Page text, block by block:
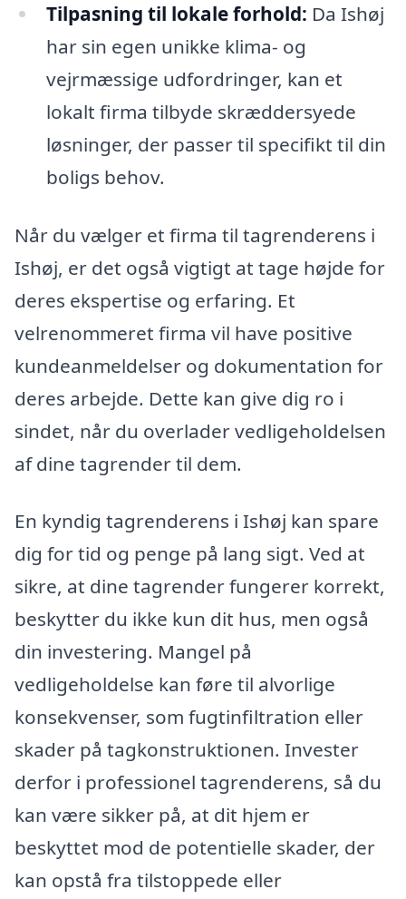
Tilpasning til lokale forhold: Da Ishøj
har sin egen unikke klima- og
vejrmæssige udfordringer, kan et
lokalt firma tilbyde skræddersyede
løsninger, der passer til specifikt til din
boligs behov.
Når du vælger et firma til tagrenderens i
Ishøj, er det også vigtigt at tage højde for
deres ekspertise og erfaring. Et
velrenommeret firma vil have positive
kundeanmeldelser og dokumentation for
deres arbejde. Dette kan give dig ro i
sindet, når du overlader vedligeholdelsen
af dine tagrender til dem.
En kyndig tagrenderens i Ishøj kan spare
dig for tid og penge på lang sigt. Ved at
sikre, at dine tagrender fungerer korrekt,
beskytter du ikke kun dit hus, men også
din investering. Mangel på
vedligeholdelse kan føre til alvorlige
konsekvenser, som fugtinfiltration eller
skader på tagkonstruktionen. Invester
derfor i professionel tagrenderens, så du
kan være sikker på, at dit hjem er
beskyttet mod de potentielle skader, der
kan opstå fra tilstoppede eller